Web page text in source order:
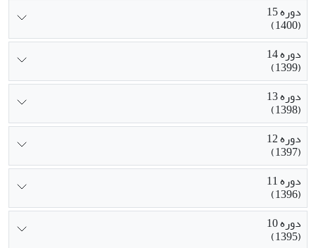
دوره 15
(1400)
دوره 14
(1399)
دوره 13
(1398)
دوره 12
(1397)
دوره 11
(1396)
دوره 10
(1395)